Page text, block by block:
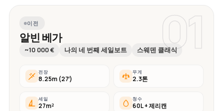
01
이전
알빈 베가
~10 000 € 나의 네 번째 세일보트 스웨덴 클래식
전장
8.25m (27′)
무게
2.3톤
세일
27m²
청수
60L + 제리캔